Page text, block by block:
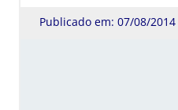
Publicado em: 07/08/2014